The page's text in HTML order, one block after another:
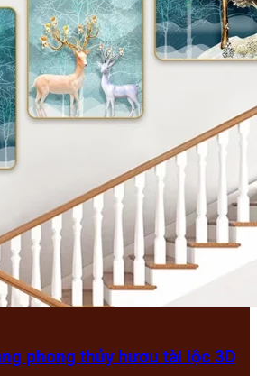
phong thủy hươu tài lộc 3D